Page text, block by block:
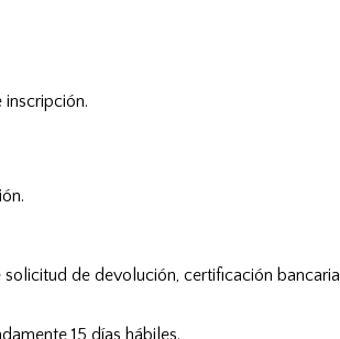
solicitud de devolución, certificación bancaria
15 días hábiles.